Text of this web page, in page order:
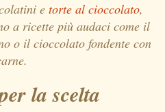
etorte al cioccolato,
a ricette più audaci come il
o il cioccolato fondente con
la scelta